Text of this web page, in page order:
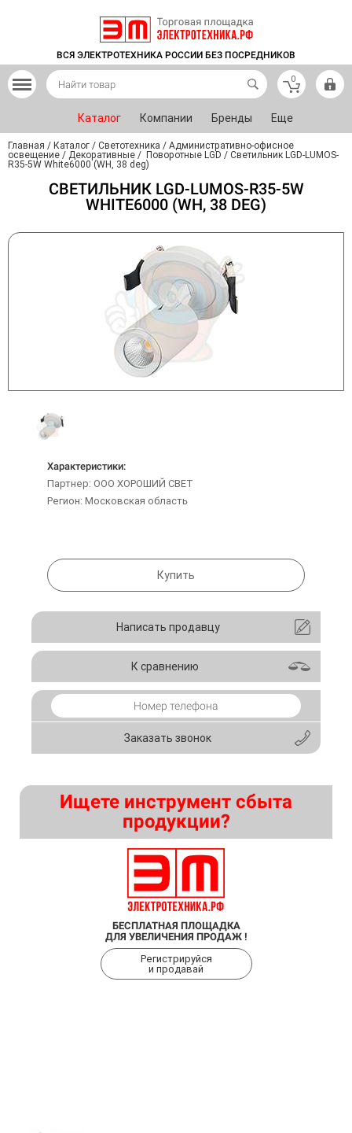
ВСЯ ЭЛЕКТРОТЕХНИКА РОССИИ БЕЗ ПОСРЕДНИКОВ
0
Каталог Компании Бренды Еще
Главная / Каталог / Светотехника / Административно-офисное
освещение / Декоративные / Поворотные LGD / Светильник LGD-LUMOS-
R35-5W White6000 (WH, 38 deg)
СВЕТИЛЬНИК LGD-LUMOS-R35-5W
WHITE6000 (WH, 38 DEG)
Характеристики:
Партнер: ООО ХОРОШИЙ СВЕТ
Регион: Московская область
Купить
Ищете инструмент сбыта
продукции?
БЕСПЛАТНАЯ ПЛОЩАДКА
ДЛЯ УВЕЛИЧЕНИЯ ПРОДАЖ !
Регистрируйся
и продавай
Написать продавцу
К сравнению
Заказать звонок